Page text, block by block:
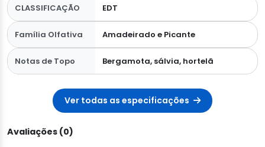
CLASSIFICAÇÃO EDT
Família Olfativa Amadeirado e Picante
Notas de Topo Bergamota, sálvia, hortelã
Ver todas as especificações
Avaliações (0)